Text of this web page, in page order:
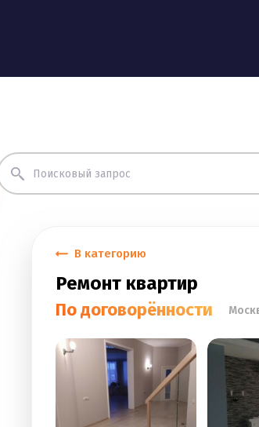
В категорию
Ремонт квартир
По договорённости